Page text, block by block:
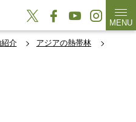
MENU
介
アジアの熱帯林